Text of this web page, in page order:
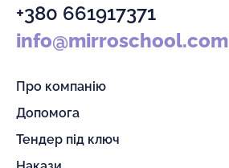
+380 661917371
info@mirroschool.com
Про компанію
Допомога
Тендер під ключ